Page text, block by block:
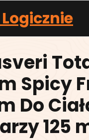
Spicy
Do
125